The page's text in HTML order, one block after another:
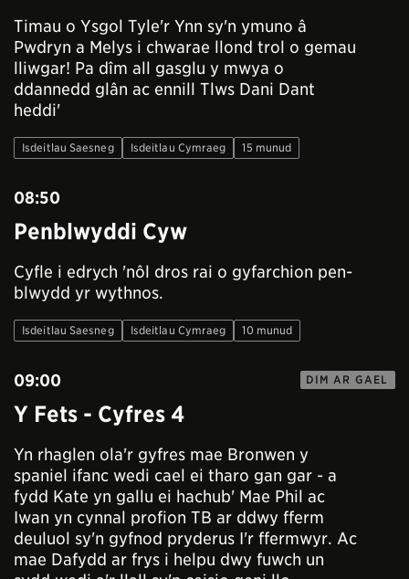
Timau o Ysgol Tyle'r Ynn sy'n ymuno â
Pwdryn a Melys i chwarae llond trol o gemau
lliwgar! Pa dîm all gasglu y mwya o
ddannedd glân ac ennill Tlws Dani Dant
heddi'
Isdeitlau Saesneg Isdeitlau Cymraeg 15 munud
08:50
Penblwyddi Cyw
Cyfle i edrych 'nôl dros rai o gyfarchion pen-
blwydd yr wythnos.
Isdeitlau Saesneg Isdeitlau Cymraeg 10 munud
09:00 DIM AR GAEL
Y Fets - Cyfres 4
Yn rhaglen ola'r gyfres mae Bronwen y
spaniel ifanc wedi cael ei tharo gan gar - a
fydd Kate yn gallu ei hachub' Mae Phil ac
Iwan yn cynnal profion TB ar ddwy fferm
deuluol sy'n gyfnod pryderus I'r ffermwyr. Ac
mae Dafydd ar frys i helpu dwy fuwch un